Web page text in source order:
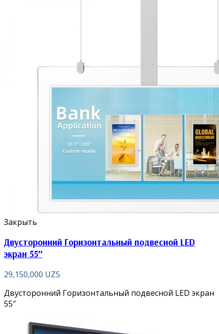
Закрыть
Двусторонний Горизонтальный подвесной LED
экран 55″
29,150,000 UZS
Двусторонний Горизонтальный подвесной LED экран
55″